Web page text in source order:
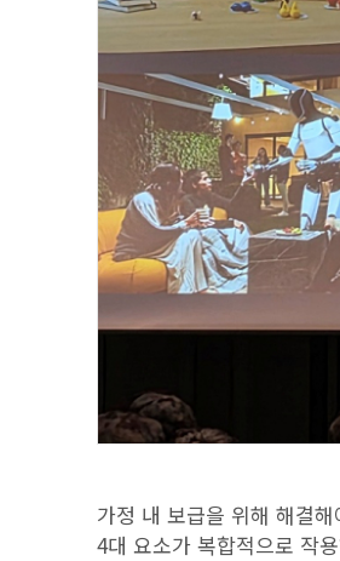
가정 내 보급을 위해 해결
4대 요소가 복합적으로 작